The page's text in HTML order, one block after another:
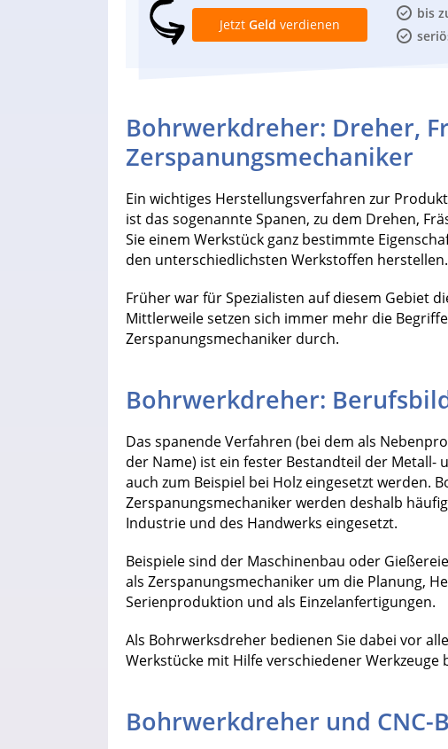
bis
Jetzt Geld verdienen
Bohrwerkdreher: Dreher,
Zerspanungsmechaniker
Ein wichtiges Herstellungsverfahren zur
ist das sogenannte Spanen, zu dem Drehen,
Sie einem Werkstück ganz bestimmte
den unterschiedlichsten Werkstoffen herstellen.
Früher war für Spezialisten auf diesem Gebiet
Mittlerweile setzen sich immer mehr die
Zerspanungsmechaniker durch.
Bohrwerkdreher:
Das spanende Verfahren (bei dem als
der Name) ist ein fester Bestandteil der Metall-
auch zum Beispiel bei Holz eingesetzt werden.
Zerspanungsmechaniker werden deshalb
Industrie und des Handwerks eingesetzt.
Beispiele sind der Maschinenbau oder
als Zerspanungsmechaniker um die Planung,
Serienproduktion und als Einzelanfertigungen.
Als Bohrwerksdreher bedienen Sie dabei vor
Werkstücke mit Hilfe verschiedener Werkzeuge
Bohrwerkdreher und CNC-